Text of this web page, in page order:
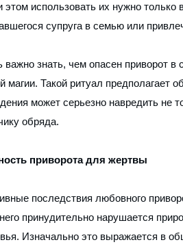
этом использовать их нужно только
супруга в семью или
важно знать, чем опасен приворот
магии. Такой ритуал предполагает
может серьезно навредить не
обряда.
приворота для жертвы
последствия любовного
принудительно нарушается
Изначально это выражается в